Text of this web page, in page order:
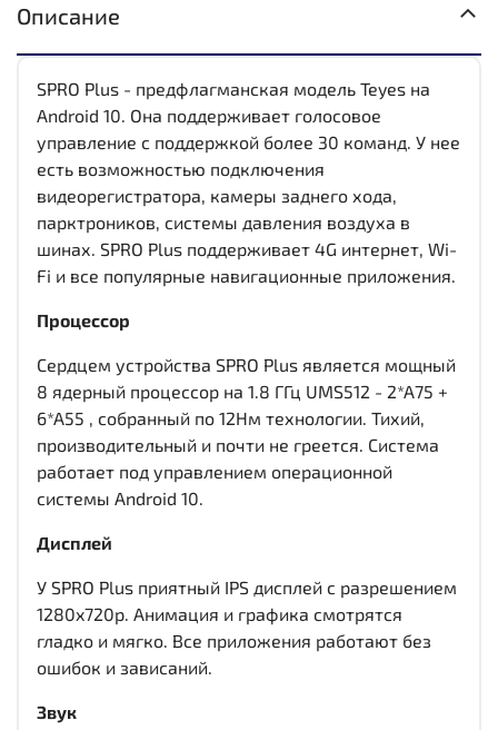
Описание
SPRO Plus - предфлагманская модель Teyes на
Android 10. Она поддерживает голосовое
управление с поддержкой более 30 команд. У нее
есть возможностью подключения
видеорегистратора, камеры заднего хода,
парктроников, системы давления воздуха в
шинах. SPRO Plus поддерживает 4G интернет, Wi-
Fi и все популярные навигационные приложения.
Процессор
Сердцем устройства SPRO Plus является мощный
8 ядерный процессор на 1.8 ГГц UMS512 - 2*A75 +
6*A55 , собранный по 12Нм технологии. Тихий,
производительный и почти не греется. Система
работает под управлением операционной
системы Android 10.
Дисплей
У SPRO Plus приятный IPS дисплей c разрешением
1280x720р. Анимация и графика смотрятся
гладко и мягко. Все приложения работают без
ошибок и зависаний.
Звук